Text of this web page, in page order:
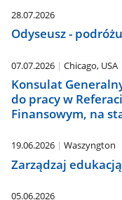
28.07.2026
Odyseusz -
07.07.2026 Chicago, USA
Konsulat
do pracy w
Finansowym, na
19.06.2026 Waszyngton
Zarządzaj
05.06.2026